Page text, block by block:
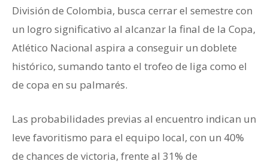
División de Colombia, busca cerrar el semestre con
un logro significativo al alcanzar la final de la Copa,
Atlético Nacional aspira a conseguir un doblete
histórico, sumando tanto el trofeo de liga como el
de copa en su palmarés.
Las probabilidades previas al encuentro indican un
leve favoritismo para el equipo local, con un 40%
de chances de victoria, frente al 31% de